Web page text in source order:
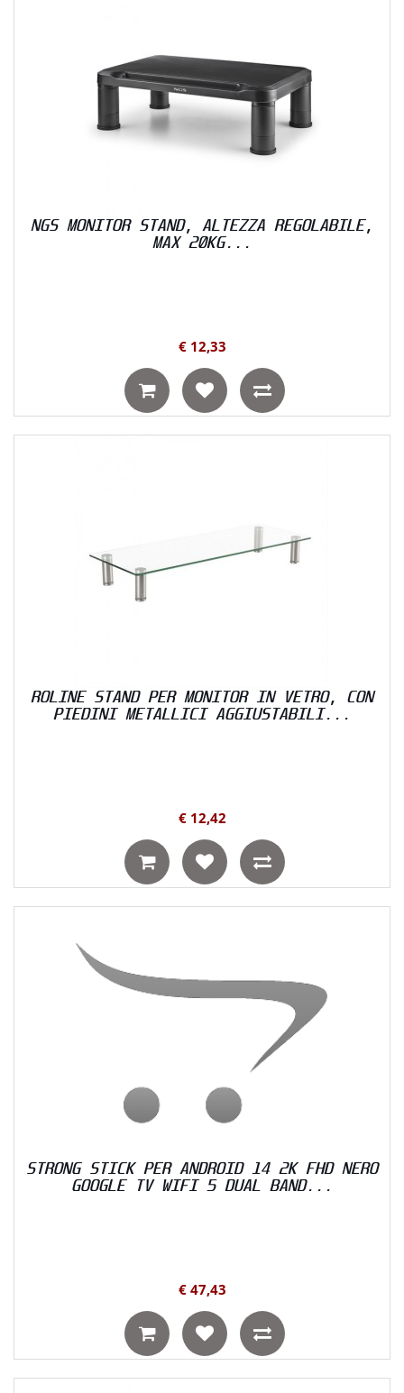
NGS MONITOR STAND, ALTEZZA REGOLABILE,
MAX 20KG...
€ 12,33
ROLINE STAND PER MONITOR IN VETRO, CON
PIEDINI METALLICI AGGIUSTABILI...
€ 12,42
STRONG STICK PER ANDROID 14 2K FHD NERO
GOOGLE TV WIFI 5 DUAL BAND...
€ 47,43